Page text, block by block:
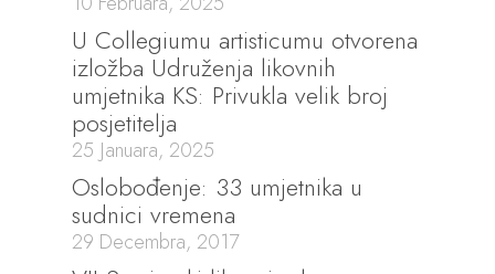
U Collegiumu artisticumu otvorena
izložba Udruženja likovnih
umjetnika KS: Privukla velik broj
posjetitelja
25 Januara, 2025
Oslobođenje: 33 umjetnika u
sudnici vremena
29 Decembra, 2017